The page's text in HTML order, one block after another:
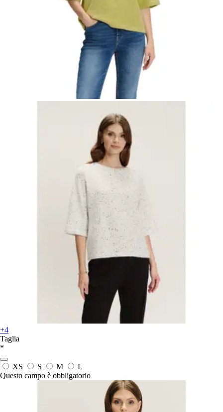
+4
Taglia
*
XS S M
L
Questo campo è obbligatorio